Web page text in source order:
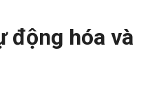
động hóa và